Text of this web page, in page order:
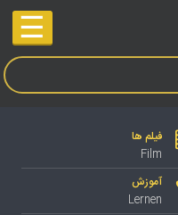
☰
فیلم ها
Film
آموزش
Lernen